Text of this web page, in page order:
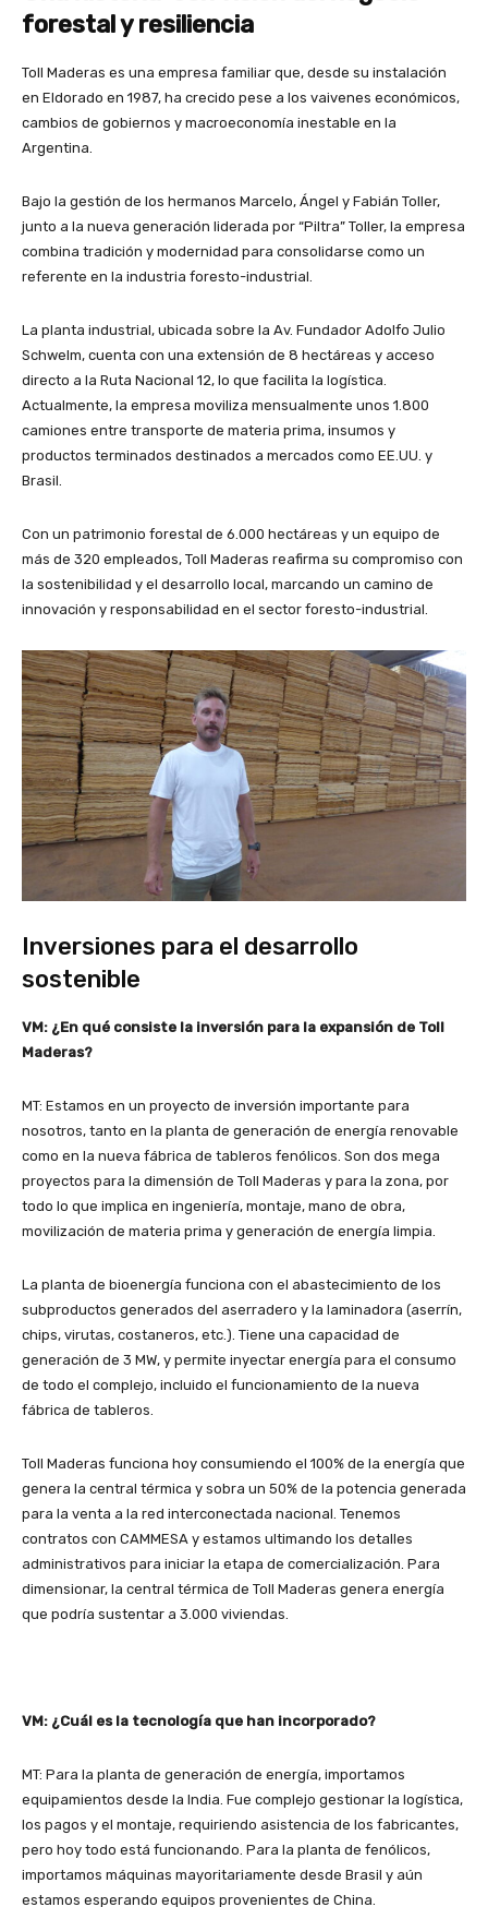
forestal y resiliencia
Toll Maderas es una empresa familiar que, desde su instalación
en Eldorado en 1987, ha crecido pese a los vaivenes económicos,
cambios de gobiernos y macroeconomía inestable en la
Argentina.
Bajo la gestión de los hermanos Marcelo, Ángel y Fabián Toller,
junto a la nueva generación liderada por “Piltra” Toller, la empresa
combina tradición y modernidad para consolidarse como un
referente en la industria foresto-industrial.
La planta industrial, ubicada sobre la Av. Fundador Adolfo Julio
Schwelm, cuenta con una extensión de 8 hectáreas y acceso
directo a la Ruta Nacional 12, lo que facilita la logística.
Actualmente, la empresa moviliza mensualmente unos 1.800
camiones entre transporte de materia prima, insumos y
productos terminados destinados a mercados como EE.UU. y
Brasil.
Con un patrimonio forestal de 6.000 hectáreas y un equipo de
más de 320 empleados, Toll Maderas reafirma su compromiso con
la sostenibilidad y el desarrollo local, marcando un camino de
innovación y responsabilidad en el sector foresto-industrial.
Inversiones para el desarrollo
sostenible
VM: ¿En qué consiste la inversión para la expansión de Toll
Maderas?
MT: Estamos en un proyecto de inversión importante para
nosotros, tanto en la planta de generación de energía renovable
como en la nueva fábrica de tableros fenólicos. Son dos mega
proyectos para la dimensión de Toll Maderas y para la zona, por
todo lo que implica en ingeniería, montaje, mano de obra,
movilización de materia prima y generación de energía limpia.
La planta de bioenergía funciona con el abastecimiento de los
subproductos generados del aserradero y la laminadora (aserrín,
chips, virutas, costaneros, etc.). Tiene una capacidad de
generación de 3 MW, y permite inyectar energía para el consumo
de todo el complejo, incluido el funcionamiento de la nueva
fábrica de tableros.
Toll Maderas funciona hoy consumiendo el 100% de la energía que
genera la central térmica y sobra un 50% de la potencia generada
para la venta a la red interconectada nacional. Tenemos
contratos con CAMMESA y estamos ultimando los detalles
administrativos para iniciar la etapa de comercialización. Para
dimensionar, la central térmica de Toll Maderas genera energía
que podría sustentar a 3.000 viviendas.
VM: ¿Cuál es la tecnología que han incorporado?
MT: Para la planta de generación de energía, importamos
equipamientos desde la India. Fue complejo gestionar la logística,
los pagos y el montaje, requiriendo asistencia de los fabricantes,
pero hoy todo está funcionando. Para la planta de fenólicos,
importamos máquinas mayoritariamente desde Brasil y aún
estamos esperando equipos provenientes de China.